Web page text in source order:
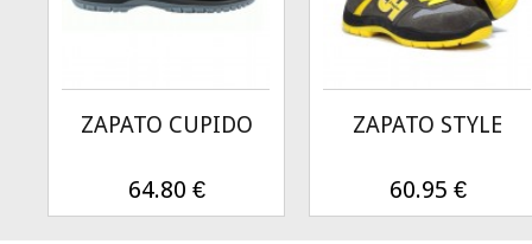
ZAPATO CUPIDO
64.80 €
ZAPATO STYLE
60.95 €